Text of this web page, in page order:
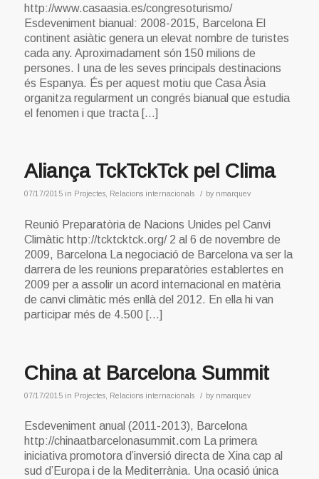
http://www.casaasia.es/congresoturismo/
Esdeveniment bianual: 2008-2015, Barcelona El
continent asiàtic genera un elevat nombre de turistes
cada any. Aproximadament són 150 milions de
persones. I una de les seves principals destinacions
és Espanya. És per aquest motiu que Casa Àsia
organitza regularment un congrés bianual que estudia
el fenomen i que tracta […]
Aliança TckTckTck pel Clima
07/17/2015 in Projectes, Relacions internacionals / by nmarquev
Reunió Preparatòria de Nacions Unides pel Canvi
Climàtic http://tcktcktck.org/ 2 al 6 de novembre de
2009, Barcelona La negociació de Barcelona va ser la
darrera de les reunions preparatòries establertes en
2009 per a assolir un acord internacional en matèria
de canvi climàtic més enllà del 2012. En ella hi van
participar més de 4.500 […]
China at Barcelona Summit
07/17/2015 in Projectes, Relacions internacionals / by nmarquev
Esdeveniment anual (2011-2013), Barcelona
http://chinaatbarcelonasummit.com La primera
iniciativa promotora d’inversió directa de Xina cap al
sud d’Europa i de la Mediterrània. Una ocasió única